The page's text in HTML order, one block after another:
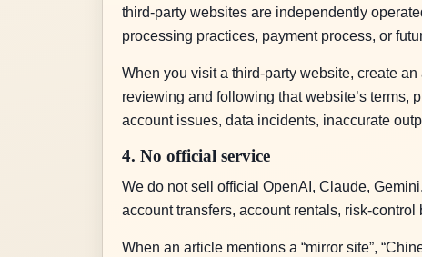
third-party websites are independently
processing practices, payment process, or
When you visit a third-party website, create
reviewing and following that website’s terms,
account issues, data incidents, inaccurate
4. No official service
We do not sell official OpenAI, Claude,
account transfers, account rentals, risk-
When an article mentions a “mirror site”,